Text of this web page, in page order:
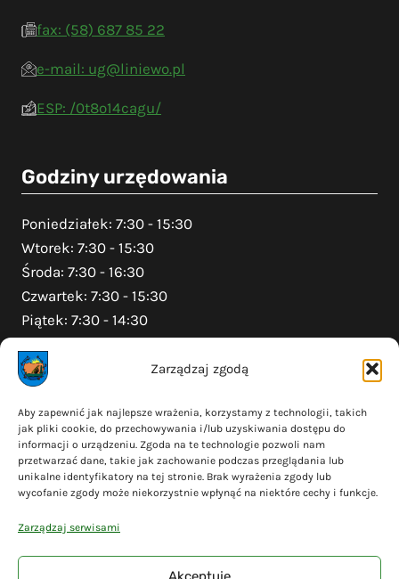
Zarządzaj zgodą
Aby zapewnić jak najlepsze wrażenia, korzystamy z technologii, takich
jak pliki cookie, do przechowywania i/lub uzyskiwania dostępu do
informacji o urządzeniu. Zgoda na te technologie pozwoli nam
przetwarzać dane, takie jak zachowanie podczas przeglądania lub
unikalne identyfikatory na tej stronie. Brak wyrażenia zgody lub
wycofanie zgody może niekorzystnie wpłynąć na niektóre cechy i funkcje.
Zarządzaj serwisami
fax: (58) 687 85 22
e-mail: ug@liniewo.pl
ESP: /0t8o14cagu/
Godziny urzędowania
Poniedziałek: 7:30 - 15:30
Wtorek: 7:30 - 15:30
Środa: 7:30 - 16:30
Czwartek: 7:30 - 15:30
Piątek: 7:30 - 14:30
Na skróty
Polityka prywatności
Polityka plików cookies (EU)
Deklaracja dostępności
Mapa serwisu